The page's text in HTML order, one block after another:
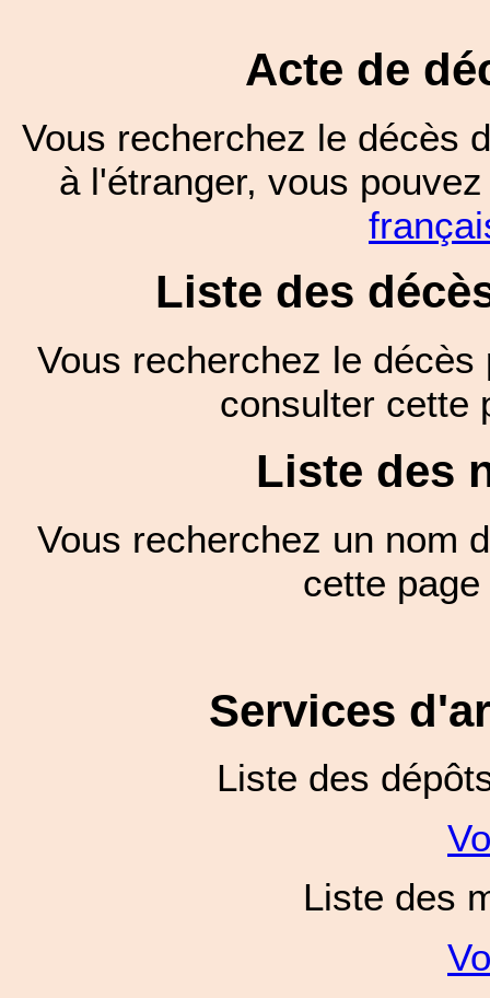
Acte de
Vous recherchez le décès
à l'étranger, vous
Liste des
Vous recherchez le
consulter
Liste des
Vous recherchez un nom
cette
Services
Liste des
Liste des